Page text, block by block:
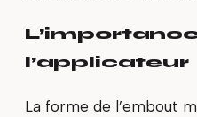
l’applicateur
La forme de l’embout